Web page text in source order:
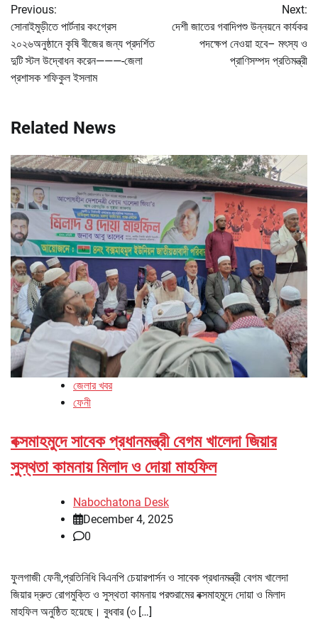
navigation
Previous:
সোনাইমুড়ীতে পার্টনার কংগ্রেস
২০২৬অনুষ্ঠানে কৃষি বীজের জন্য প্রদর্শিত
দুটি স্টল উদ্বোধন করেন———-জেলা
প্রশাসক শফিকুল ইসলাম
Next:
দেশী জাতের গবাদিপশু উন্নয়নে কার্যকর
পদক্ষেপ নেওয়া হবে– মৎস্য ও
প্রাণিসম্পদ প্রতিমন্ত্রী
Related News
জেলার খবর
ফেনী
বক্সমাহমুদে সাবেক প্রধানমন্ত্রী বেগম খালেদা জিয়ার
সুস্থতা কামনায় মিলাদ ও দোয়া মাহফিল
Nabochatona Desk
December 4, 2025
0
ফুলগাজী ফেনী,প্রতিনিধি বিএনপি চেয়ারপার্সন ও সাবেক প্রধানমন্ত্রী বেগম খালেদা
জিয়ার দ্রুত রোগমুক্তি ও সুস্থতা কামনায় পরশুরামের বক্সমাহমুদে দোয়া ও মিলাদ
মাহফিল অনুষ্ঠিত হয়েছে। বুধবার (৩ […]